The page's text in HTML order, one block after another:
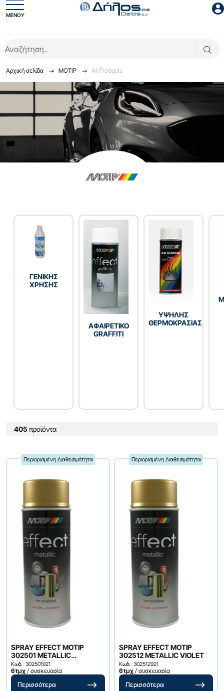
ΜΕΝΟΥ
Είσοδος
Ξέχασες το password;
Αρχική σελίδα ΜΟΤΙΡ All Products
ΓENIKHΣ
XPHΣHΣ
ΑΦΑΙΡΕΤΙΚΟ
GRAFFITI
YΨΗΛΗΣ
ΘΕΡΜΟΚΡΑΣΙΑΣ
405 προϊόντα
Περιορισμένη Διαθεσιμότητα
SPRAY EFFECT MOTIP
302501 METALLIC
BRILLIANT SILVER
Κωδ.: 302501921
6τμχ / συσκευασία
Περισσότερα
Περιορισμένη Διαθεσιμότητα
SPRAY EFFECT MOTIP
302512 METALLIC VIOLET
Κωδ.: 302512921
6τμχ / συσκευασία
Περισσότερα